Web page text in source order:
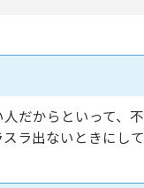
だからといって、不
ラ出ないときにして